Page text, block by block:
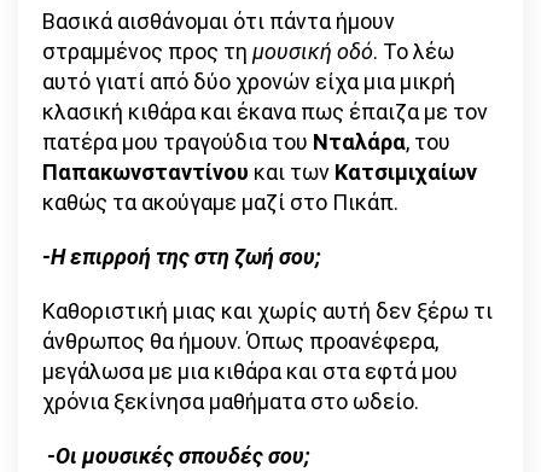
Βασικά αισθάνομαι ότι πάντα ήμουν
στραμμένος προς τη μουσική οδό. Το λέω
αυτό γιατί από δύο χρονών είχα μια μικρή
κλασική κιθάρα και έκανα πως έπαιζα με τον
πατέρα μου τραγούδια του Νταλάρα, του
Παπακωνσταντίνου και των Κατσιμιχαίων
καθώς τα ακούγαμε μαζί στο Πικάπ.
-Η επιρροή της στη ζωή σου;
Καθοριστική μιας και χωρίς αυτή δεν ξέρω τι
άνθρωπος θα ήμουν. Όπως προανέφερα,
μεγάλωσα με μια κιθάρα και στα εφτά μου
χρόνια ξεκίνησα μαθήματα στο ωδείο.
-Οι μουσικές σπουδές σου;